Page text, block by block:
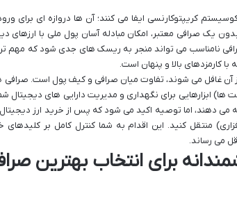
کریپتوکارنسی ایفا می کنند؛ آن ها دروازه ای برای
بدون یک صرافی معتبر، امکان مبادله آسان پول ملی با ارزهای
صرافی نامناسب می تواند منجر به ریسک های جدی شود که مهم
کارمزدهای بالا و پنهان است.
آن غافل می شوند، تفاوت میان صرافی و کیف پول است. صرافی
ابزارهایی برای نگهداری و مدیریت دارایی های
می دهند، اما توصیه اکید می شود که پس از خرید ارز
منتقل کنید. این اقدام به شما کنترل کامل بر
می رساند.
برای انتخاب بهترین